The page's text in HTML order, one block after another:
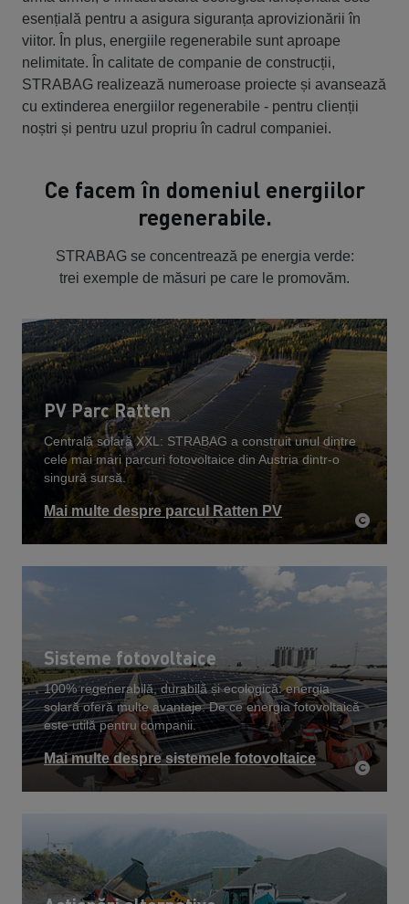
esențială pentru a asigura siguranța aprovizionării în
viitor. În plus, energiile regenerabile sunt aproape
nelimitate. În calitate de companie de construcții,
STRABAG realizează numeroase proiecte și avansează
cu extinderea energiilor regenerabile - pentru clienții
noștri și pentru uzul propriu în cadrul companiei.
Ce facem în domeniul energiilor
regenerabile.
STRABAG se concentrează pe energia verde:
trei exemple de măsuri pe care le promovăm.
PV Parc Ratten
Centrală solară XXL: STRABAG a construit unul dintre
cele mai mari parcuri fotovoltaice din Austria dintr-o
singură sursă.
Mai multe despre parcul Ratten PV
Sisteme fotovoltaice
100% regenerabilă, durabilă și ecologică: energia
solară oferă multe avantaje. De ce energia fotovoltaică
este utilă pentru companii.
Mai multe despre sistemele fotovoltaice